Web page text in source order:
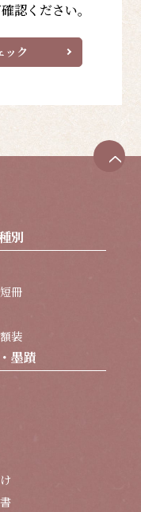
認ください。
ック
別
冊
装
墨蹟
ペ